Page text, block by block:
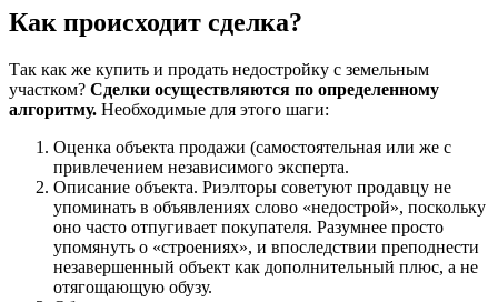
Как происходит сделка?
Так как же купить и продать недостройку с земельным
участком? Сделки осуществляются по определенному
алгоритму. Необходимые для этого шаги:
Оценка объекта продажи (самостоятельная или же с
привлечением независимого эксперта.
Описание объекта. Риэлторы советуют продавцу не
упоминать в объявлениях слово «недострой», поскольку
оно часто отпугивает покупателя. Разумнее просто
упомянуть о «строениях», и впоследствии преподнести
незавершенный объект как дополнительный плюс, а не
отягощающую обузу.